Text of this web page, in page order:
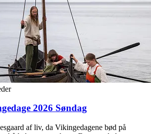
2026 Søndag
af liv, da Vikingedagene bød på